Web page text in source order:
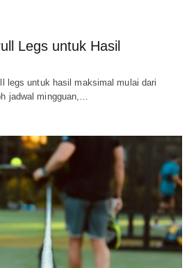
Legs untuk Hasil
legs untuk hasil maksimal mulai dari
jadwal mingguan,…